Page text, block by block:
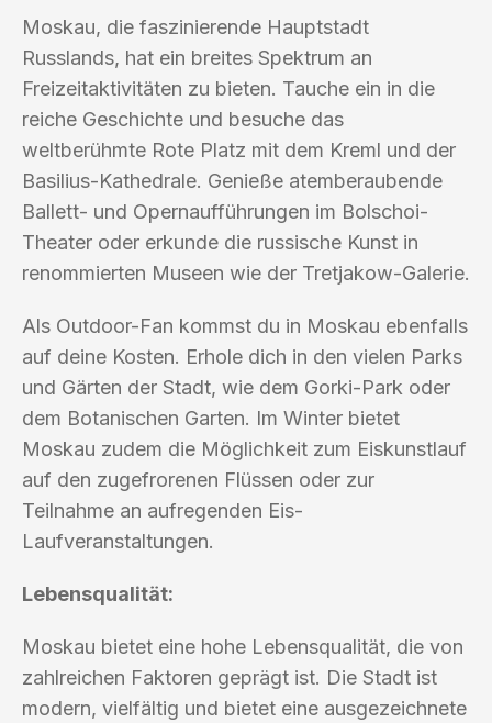
Moskau, die faszinierende Hauptstadt
Russlands, hat ein breites Spektrum an
Freizeitaktivitäten zu bieten. Tauche ein in die
reiche Geschichte und besuche das
weltberühmte Rote Platz mit dem Kreml und der
Basilius-Kathedrale. Genieße atemberaubende
Ballett- und Opernaufführungen im Bolschoi-
Theater oder erkunde die russische Kunst in
renommierten Museen wie der Tretjakow-Galerie.
Als Outdoor-Fan kommst du in Moskau ebenfalls
auf deine Kosten. Erhole dich in den vielen Parks
und Gärten der Stadt, wie dem Gorki-Park oder
dem Botanischen Garten. Im Winter bietet
Moskau zudem die Möglichkeit zum Eiskunstlauf
auf den zugefrorenen Flüssen oder zur
Teilnahme an aufregenden Eis-
Laufveranstaltungen.
Lebensqualität:
Moskau bietet eine hohe Lebensqualität, die von
zahlreichen Faktoren geprägt ist. Die Stadt ist
modern, vielfältig und bietet eine ausgezeichnete